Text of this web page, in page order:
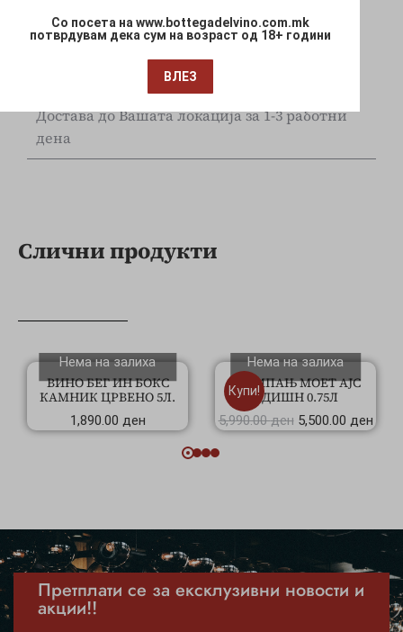
Брза испорака
Достава до Вашата локација за 1-3 работни
дена
Слични продукти
Нема на залиха
ВИНО БЕГ ИН БОКС
КАМНИК ЦРВЕНО 5Л.
1,890.00 ден
Купи!
Нема на залиха
ШАМПАЊ МОЕТ АЈС
ЕДИШН 0.75Л
5,990.00ден 5,500.00 ден
Претплати се за ексклузивни новости и
акции!!
Со посета на www.bottegadelvino.com.mk
потврдувам дека сум на возраст од 18+ години
ВЛЕЗ